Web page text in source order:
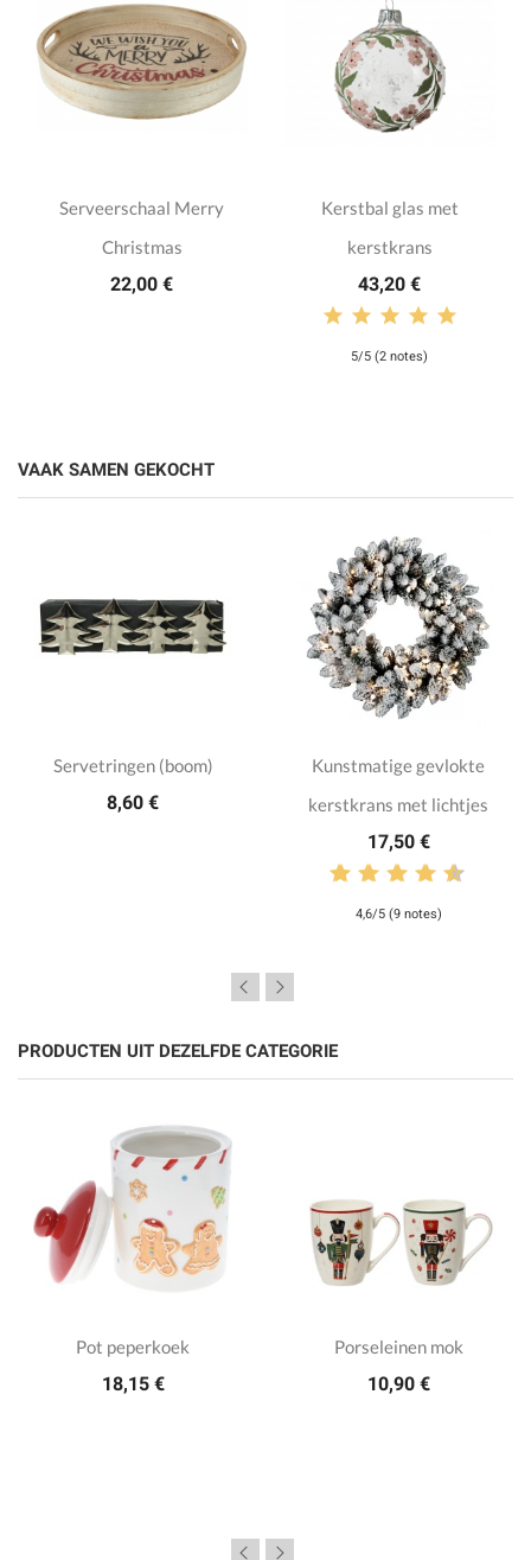
Serveerschaal Merry
Christmas
22,00 €
Kerstbal glas met
kerstkrans
43,20 €
5/5 (2 notes)
VAAK SAMEN GEKOCHT
Servetringen (boom)
8,60 €
Kunstmatige gevlokte
kerstkrans met lichtjes
17,50 €
4,6/5 (9 notes)
PRODUCTEN UIT DEZELFDE CATEGORIE
Pot peperkoek
18,15 €
Porseleinen mok
10,90 €